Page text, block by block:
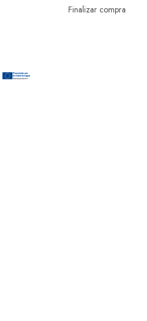
Finalizar compra